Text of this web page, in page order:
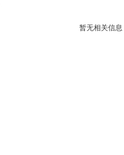
暂无相关信息